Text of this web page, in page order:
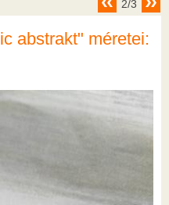
2/3
abstrakt" méretei: